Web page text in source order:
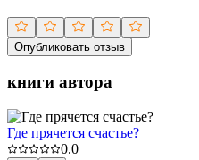
Опубликовать отзыв
книги автора
Где прячется счастье?
0.0